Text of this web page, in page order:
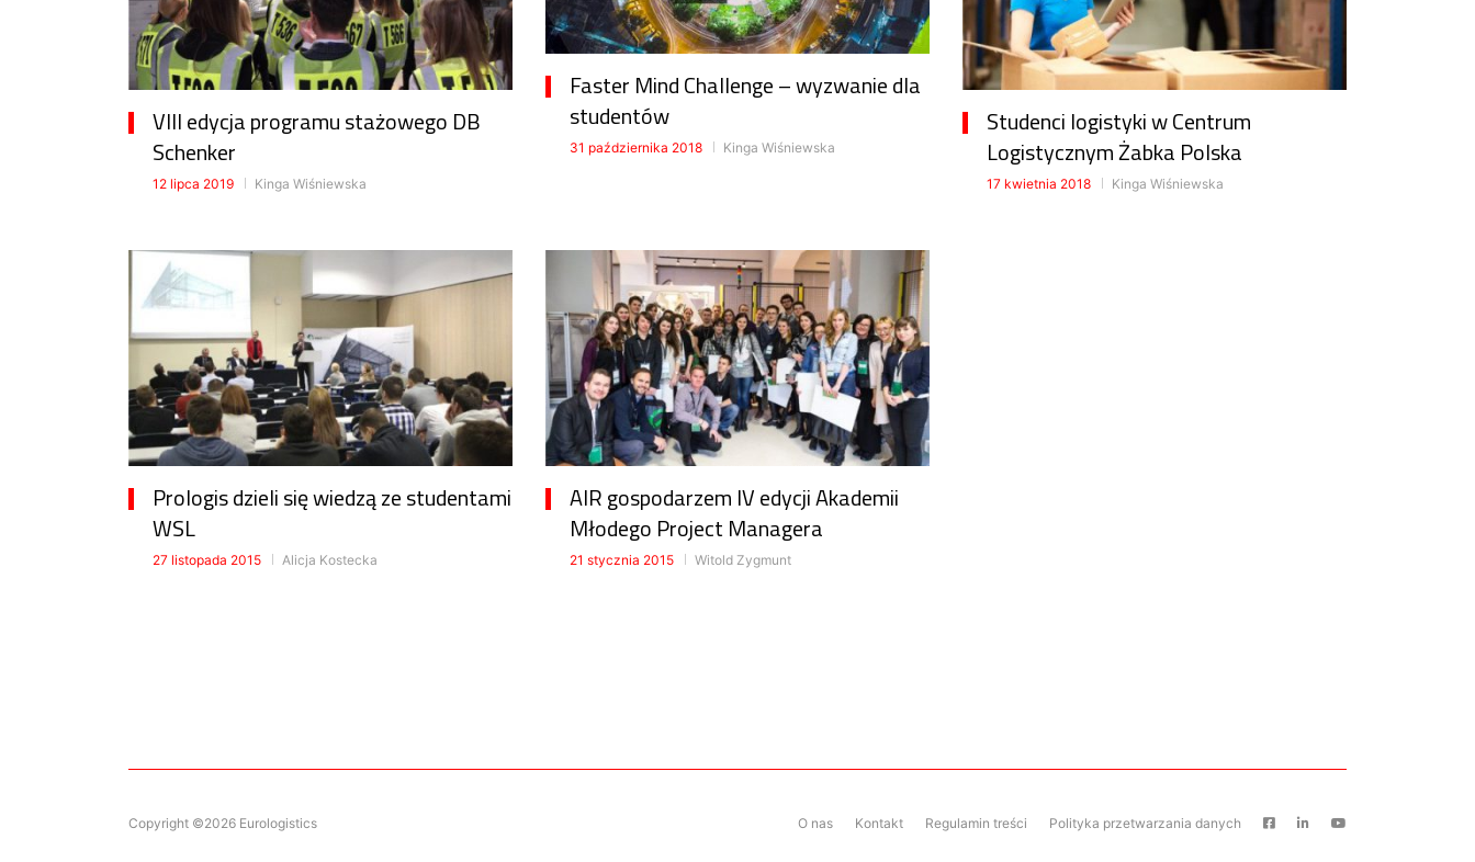
VIII edycja programu stażowego DB
Schenker
12 lipca 2019 Kinga Wiśniewska
Faster Mind Challenge – wyzwanie dla
studentów
31 października 2018 Kinga Wiśniewska
Studenci logistyki w Centrum
Logistycznym Żabka Polska
17 kwietnia 2018 Kinga Wiśniewska
Prologis dzieli się wiedzą ze studentami
WSL
27 listopada 2015 Alicja Kostecka
AIR gospodarzem IV edycji Akademii
Młodego Project Managera
21 stycznia 2015 Witold Zygmunt
Copyright ©2026 Eurologistics O nas Kontakt Regulamin treści Polityka przetwarzania danych